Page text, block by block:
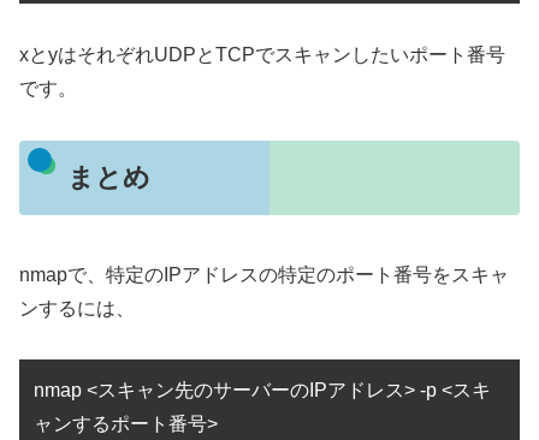
xとyはそれぞれUDPとTCPでスキャンしたいポート番号
です。
まとめ
nmapで、特定のIPアドレスの特定のポート番号をスキャ
ンするには、
nmap <スキャン先のサーバーのIPアドレス> -p <スキ
ャンするポート番号>